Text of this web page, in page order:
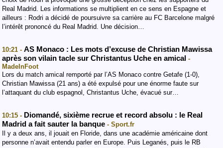
Real Madrid. Les informations se multiplient en ce sens en Espagne et
ailleurs : Rodri a décidé de poursuivre sa carrière au FC Barcelone malgré
l’intérêt prononcé du Real Madrid. Une décision…
10:21 - AS Monaco : Les mots d’excuse de Christian Mawissa
après son vilain tacle sur Christantus Uche en amical -
MadeInFoot
Lors du match amical remporté par l’AS Monaco contre Getafe (1-0),
Christian Mawissa (21 ans) a été expulsé pour une énorme faute sur
l’attaquant du club espagnol, Christantus Uche, évacué sur…
10:15 - Diomandé, sixième recrue et record absolu : le Real
Madrid a fait sauter la banque - Sport.fr
Il y a deux ans, il jouait en Floride, dans une académie américaine dont
personne n’avait entendu parler en Europe. Puis Leganés, puis le RB